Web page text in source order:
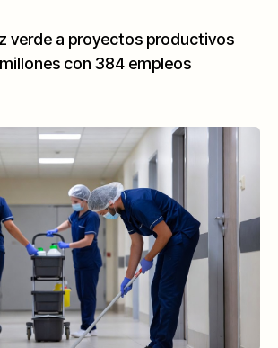
verde a proyectos productivos
con 384 empleos